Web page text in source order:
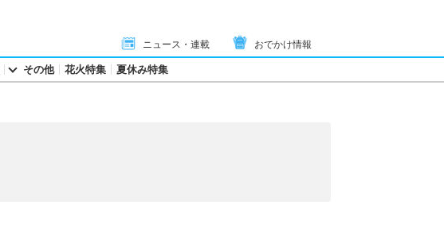
ニュース・連載 おでかけ情報
その他 花火特集 夏休み特集